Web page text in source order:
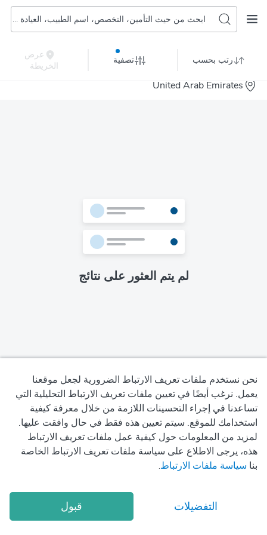
ابحث من حيث التأمين، التخصص، اسم الطبيب، العيادة أو المستشفى
رتب بحسب تصفية
عرض
الخريطة
United Arab Emirates
لم يتم العثور على نتائج
2026 Okadoc Technologies FZ-LLC
سياسة الخصوصية
شروط الاستخدام
سياسة ملفات تعريف الارتباط
نحن نستخدم ملفات تعريف الارتباط الضرورية لجعل موقعنا
يعمل. نرغب أيضًا في تعيين ملفات تعريف الارتباط التحليلية التي
تساعدنا في إجراء التحسينات اللازمة من خلال معرفة كيفية
استخدامك للموقع. سيتم تعيين هذه فقط في حال وافقت عليها.
لمزيد من المعلومات حول كيفية عمل ملفات تعريف الارتباط
هذه، يرجى الاطلاع على سياسة ملفات تعريف الارتباط الخاصة
بنا سياسة ملفات الارتباط.
التفضيلات قبول